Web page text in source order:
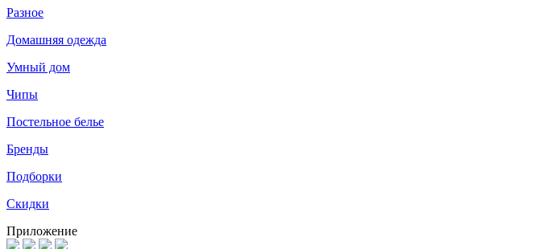
Разное
Домашняя одежда
Умный дом
Чипы
Постельное белье
Бренды
Подборки
Скидки
Приложение